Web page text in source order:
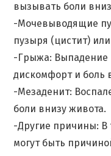
вызывать боли
-Мочевыводящие
пузыря (цистит)
-Грыжа: Выпадение
дискомфорт и боль
-Мезаденит:
боли внизу живота.
-Другие причины: В
могут быть